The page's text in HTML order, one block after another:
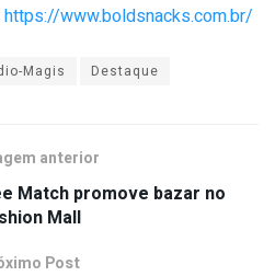
https://www.boldsnacks.com.br/
Magis Destaque
anterior
Match promove bazar no
Mall
Post